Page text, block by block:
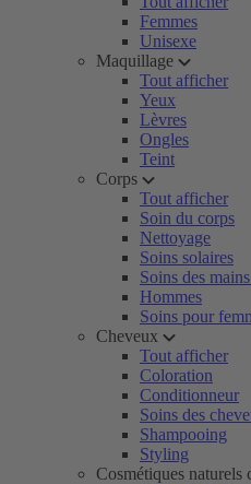
Femmes
Unisexe
Maquillage
Tout afficher
Yeux
Lèvres
Ongles
Teint
Corps
Tout afficher
Soin du corps
Nettoyage
Soins solaires
Soins des
Hommes
Soins pour
Cheveux
Tout afficher
Coloration
Conditionneur
Soins des
Shampooing
Styling
Cosmétiques naturels